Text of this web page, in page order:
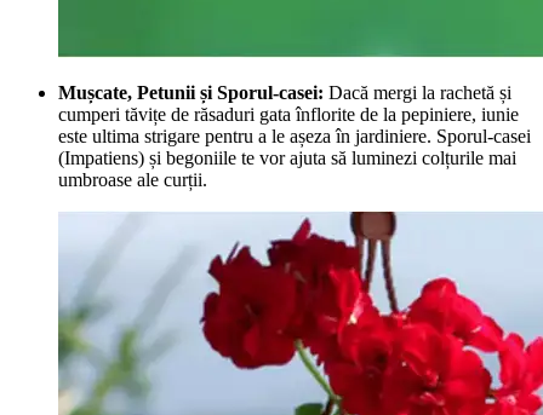
Mușcate, Petunii și Sporul-casei: Dacă mergi la rachetă și
cumperi tăvițe de răsaduri gata înflorite de la pepiniere, iunie
este ultima strigare pentru a le așeza în jardiniere. Sporul-casei
(Impatiens) și begoniile te vor ajuta să luminezi colțurile mai
umbroase ale curții.